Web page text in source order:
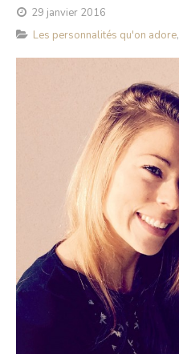
29 janvier 2016
Les personnalités qu'on adore,